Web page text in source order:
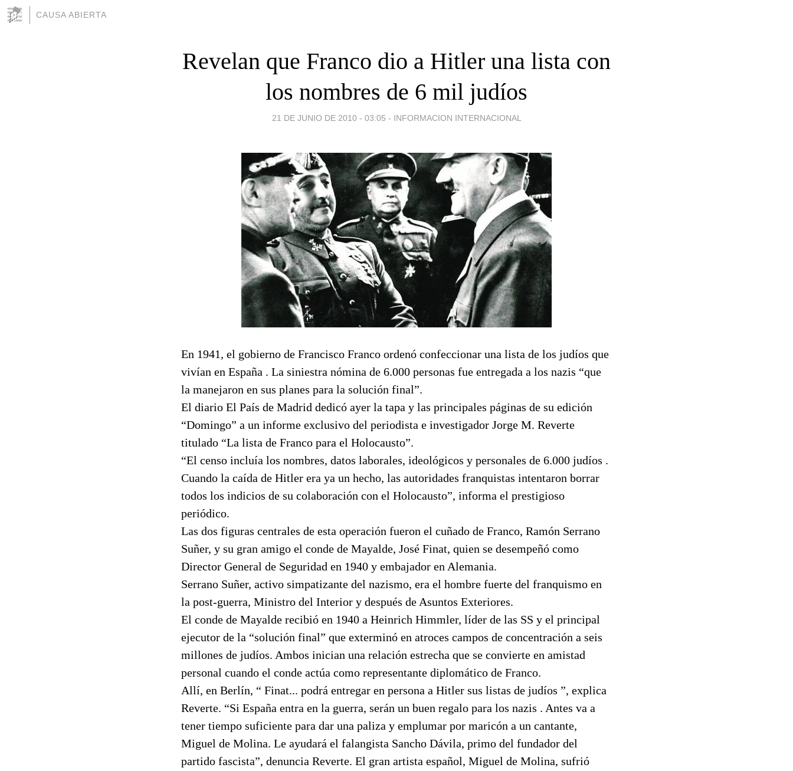
CAUSA ABIERTA
Revelan que Franco dio a Hitler una lista con
los nombres de 6 mil judíos
21 DE JUNIO DE 2010 - 03:05 - INFORMACION INTERNACIONAL
En 1941, el gobierno de Francisco Franco ordenó confeccionar una lista de los judíos que
vivían en España . La siniestra nómina de 6.000 personas fue entregada a los nazis “que
la manejaron en sus planes para la solución final”.
El diario El País de Madrid dedicó ayer la tapa y las principales páginas de su edición
“Domingo” a un informe exclusivo del periodista e investigador Jorge M. Reverte
titulado “La lista de Franco para el Holocausto”.
“El censo incluía los nombres, datos laborales, ideológicos y personales de 6.000 judíos .
Cuando la caída de Hitler era ya un hecho, las autoridades franquistas intentaron borrar
todos los indicios de su colaboración con el Holocausto”, informa el prestigioso
periódico.
Las dos figuras centrales de esta operación fueron el cuñado de Franco, Ramón Serrano
Suñer, y su gran amigo el conde de Mayalde, José Finat, quien se desempeñó como
Director General de Seguridad en 1940 y embajador en Alemania.
Serrano Suñer, activo simpatizante del nazismo, era el hombre fuerte del franquismo en
la post-guerra, Ministro del Interior y después de Asuntos Exteriores.
El conde de Mayalde recibió en 1940 a Heinrich Himmler, líder de las SS y el principal
ejecutor de la “solución final” que exterminó en atroces campos de concentración a seis
millones de judíos. Ambos inician una relación estrecha que se convierte en amistad
personal cuando el conde actúa como representante diplomático de Franco.
Allí, en Berlín, “ Finat... podrá entregar en persona a Hitler sus listas de judíos ”, explica
Reverte. “Si España entra en la guerra, serán un buen regalo para los nazis . Antes va a
tener tiempo suficiente para dar una paliza y emplumar por maricón a un cantante,
Miguel de Molina. Le ayudará el falangista Sancho Dávila, primo del fundador del
partido fascista”, denuncia Reverte. El gran artista español, Miguel de Molina, sufrió